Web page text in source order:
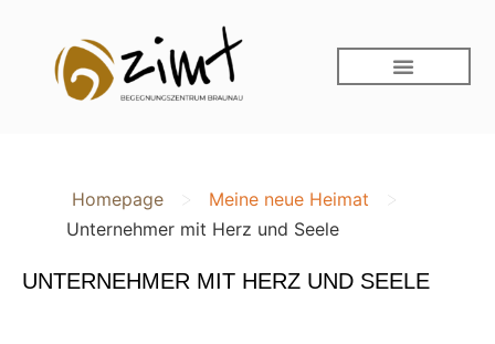
Homepage > Meine neue Heimat >
Unternehmer mit Herz und Seele
UNTERNEHMER MIT HERZ UND SEELE